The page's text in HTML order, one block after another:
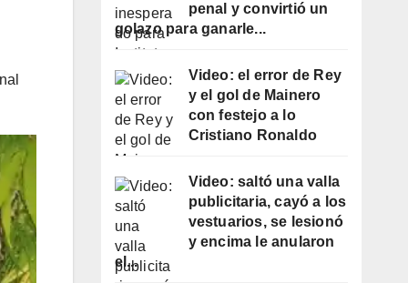
penal y convirtió un
golazo para ganarle...
Video: el error de Rey
y el gol de Mainero
con festejo a lo
Cristiano Ronaldo
Video: saltó una valla
publicitaria, cayó a los
vestuarios, se lesionó
y encima le anularon
el...